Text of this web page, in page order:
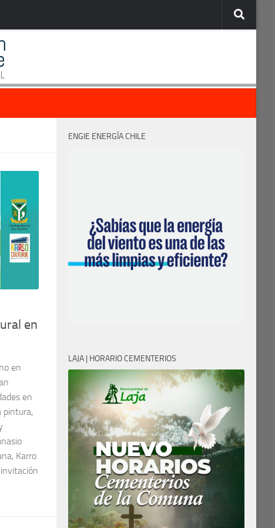
en
en
en
pintura,
Karro
ENGIE ENERGÍA CHILE
LAJA | HORARIO CEMENTERIOS